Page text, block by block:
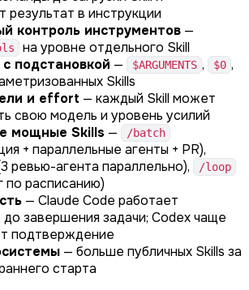
результат в инструкции
контроль инструментов —
на уровне отдельного Skill
подстановкой — $ARGUMENTS , $0 ,
Skills
и effort — каждый Skill может
свою модель и уровень усилий
мощные Skills — /batch
+ параллельные агенты + PR),
ревью-агента параллельно), /loop
по расписанию)
— Claude Code работает
завершения задачи; Codex чаще
подтверждение
— больше публичных Skills за
старта